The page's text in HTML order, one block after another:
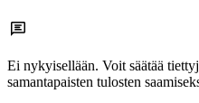
Ei nykyisellään. Voit säätää
samantapaisten tulosten